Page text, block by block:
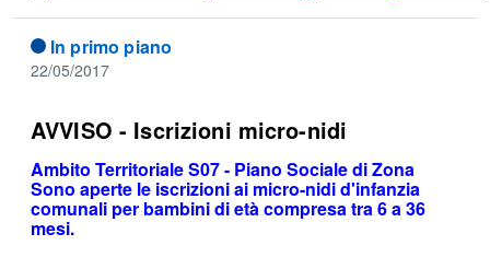
In primo piano
22/05/2017
AVVISO - Iscrizioni micro-nidi
Ambito Territoriale S07 - Piano Sociale di Zona
Sono aperte le iscrizioni ai micro-nidi d'infanzia
comunali per bambini di età compresa tra 6 a 36
mesi.